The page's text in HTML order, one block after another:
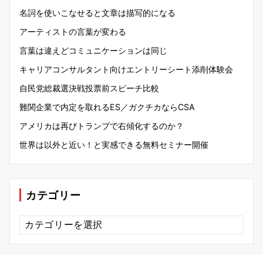
名詞を使いこなせると文章は描写的になる
アーティストの言葉が変わる
言葉は違えどコミュニケーションは同じ
キャリアコンサルタント向けエントリーシート添削体験会
自民党総裁選決戦投票前スピーチ比較
難関企業で内定を取れるES／ガクチカならCSA
アメリカは再びトランプで右傾化するのか？
世界は以外と近い！と実感できる無料セミナー開催
カテゴリー
カ
テ
ゴ